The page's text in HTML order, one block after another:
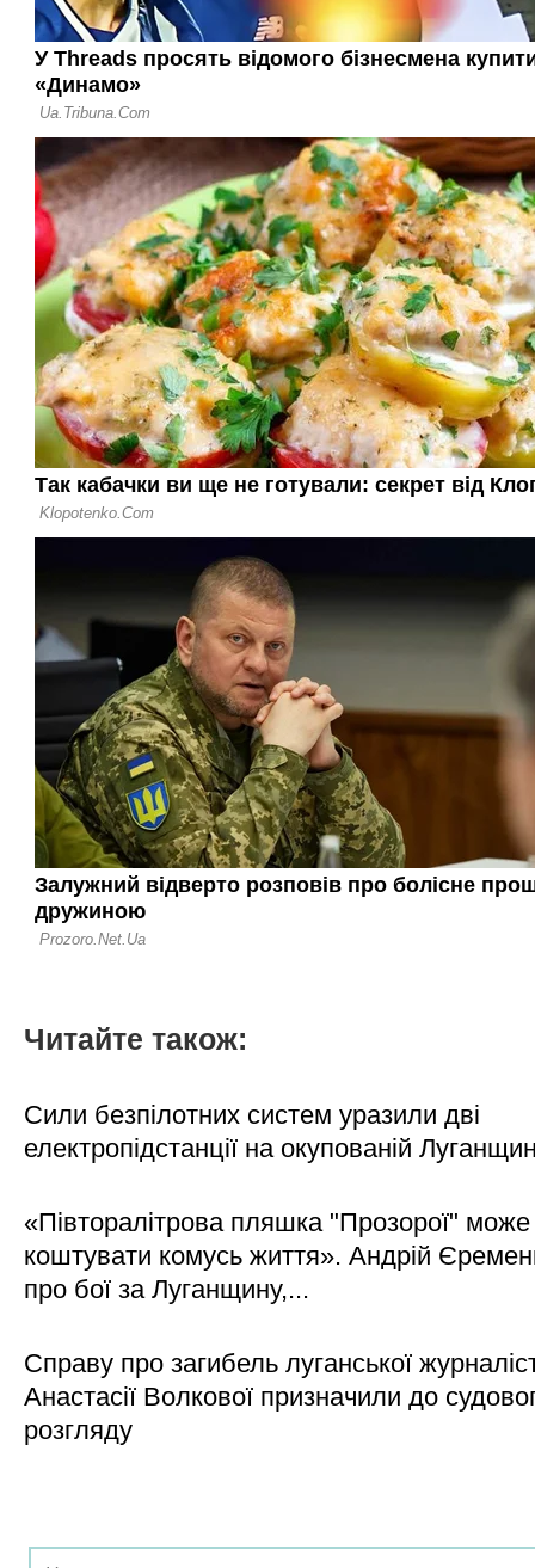
Читайте також:
Сили безпілотних систем уразили дві
електропідстанції на окупованій
«Півторалітрова пляшка "Прозорої" може
коштувати комусь життя». Андрій
про бої за Луганщину,...
Справу про загибель луганської
Анастасії Волкової призначили до
розгляду